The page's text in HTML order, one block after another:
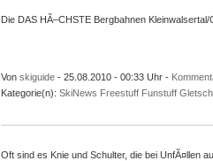
Die DAS HÃ–CHSTE Bergbahnen
Von skiguide- 25.08.2010 - 00:33 Uhr -
Kategorie(n): SkiNews Freestuff Funstuff
Oft sind es Knie und Schulter, die bei UnfÃ¤llen